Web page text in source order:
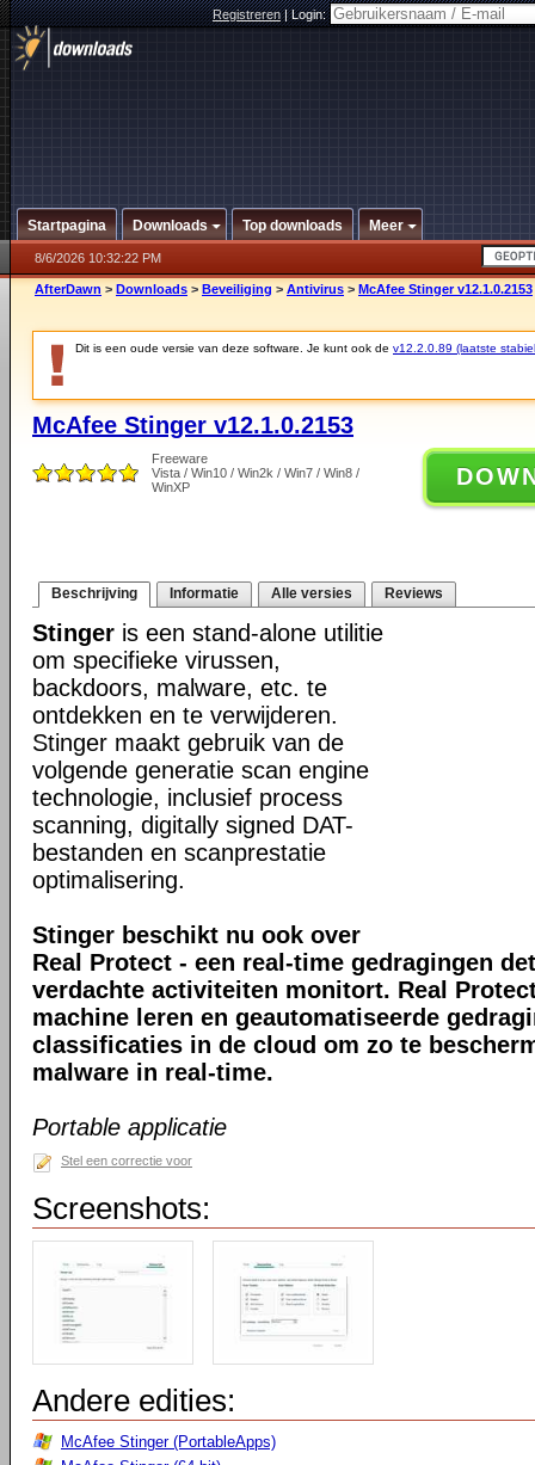
Registreren|Login:
Startpagina Downloads Top downloads Meer
8/6/2026 10:32:22 PM
AfterDawn > Downloads > Beveiliging > Antivirus > McAfee Stinger v12.1.0.2153
Dit is een oude versie van deze software. Je kunt ook de v12.2.0.89 (laatste
McAfee Stinger v12.1.0.2153
Freeware
Vista / Win10 / Win2k / Win7 / Win8 /
WinXP
Beschrijving Informatie Alle versies Reviews
Stinger is een stand-alone utilitie
om specifieke virussen,
backdoors, malware, etc. te
ontdekken en te verwijderen.
Stinger maakt gebruik van de
volgende generatie scan engine
technologie, inclusief process
scanning, digitally signed DAT-
bestanden en scanprestatie
optimalisering.
Stinger beschikt nu ook over
Real Protect - een real-time gedragingen
verdachte activiteiten monitort. Real
machine leren en geautomatiseerde
classificaties in de cloud om zo te
malware in real-time.
Portable applicatie
Stel een correctie voor
Screenshots:
Andere edities:
McAfee Stinger (PortableApps)